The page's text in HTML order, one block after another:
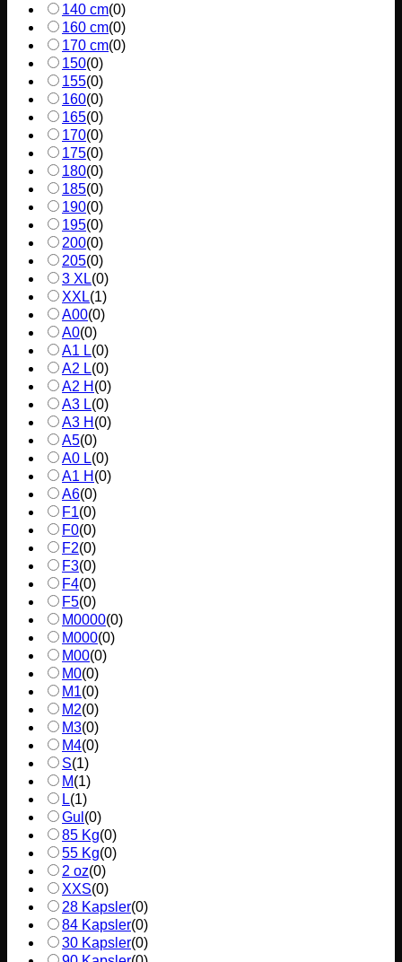
140 cm(0)
160 cm(0)
170 cm(0)
150(0)
155(0)
160(0)
165(0)
170(0)
175(0)
180(0)
185(0)
190(0)
195(0)
200(0)
205(0)
3 XL(0)
XXL(1)
A00(0)
A0(0)
A1 L(0)
A2 L(0)
A2 H (0)
A3 L(0)
A3 H (0)
A5(0)
A0 L(0)
A1 H (0)
A6(0)
F1(0)
F0(0)
F2(0)
F3(0)
F4(0)
F5(0)
M0000(0)
M000(0)
M00(0)
M0(0)
M1(0)
M2(0)
M3(0)
M4(0)
S(1)
M(1)
L(1)
Gul (0)
85 Kg(0)
55 Kg(0)
2 oz(0)
XXS(0)
28 Kapsler(0)
84 Kapsler(0)
30 Kapsler(0)